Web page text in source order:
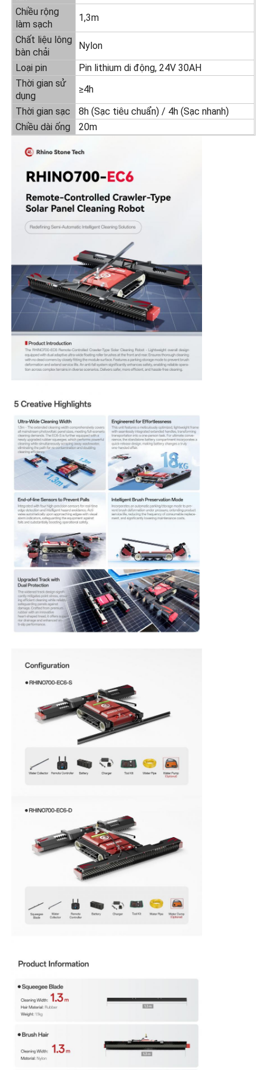
Máy thẩm thấu ngược
Robot làm sạch bảng điều khiển năng lượng mặt trời
Rào cản âm thanh lưu trữ năng lượng
Chiều rộng
làm sạch
1,3m
Chất liệu lông
bàn chải
Nylon
Loại pin
Pin lithium di động, 24V 30AH
Thời gian sử
dụng
≥4h
Thời gian sạc
8h (Sạc tiêu chuẩn) / 4h (Sạc nhanh)
Chiều dài ống
20m